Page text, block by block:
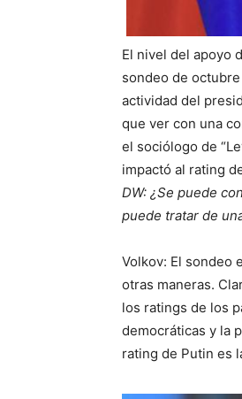
El nivel del apoyo
sondeo de
actividad del
que ver con una
el sociólogo de
impactó al rating
DW: ¿Se puede
puede tratar de
Volkov: El sondeo
otras maneras.
los ratings de los
democráticas y la
rating de Putin es